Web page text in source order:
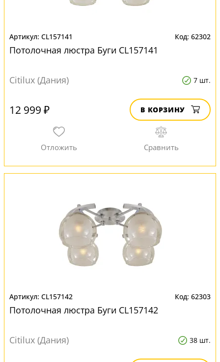
CL157141 62302
Потолочная люстра Буги CL157141
Citilux (Дания) 7 шт.
12 999 ₽ В КОРЗИНУ
CL157142 62303
Потолочная люстра Буги CL157142
Citilux (Дания) 38 шт.